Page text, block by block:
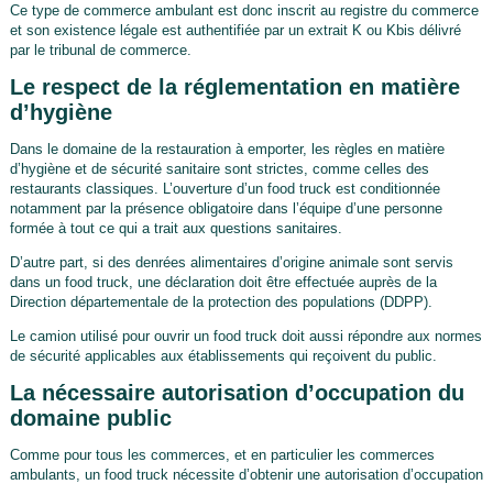
Ce type de commerce ambulant est donc inscrit au registre du commerce
et son existence légale est authentifiée par un extrait K ou Kbis délivré
par le tribunal de commerce.
Le respect de la réglementation en matière
d’hygiène
Dans le domaine de la restauration à emporter, les règles en matière
d’hygiène et de sécurité sanitaire sont strictes, comme celles des
restaurants classiques. L’ouverture d’un food truck est conditionnée
notamment par la présence obligatoire dans l’équipe d’une personne
formée à tout ce qui a trait aux questions sanitaires.
D’autre part, si des denrées alimentaires d’origine animale sont servis
dans un food truck, une déclaration doit être effectuée auprès de la
Direction départementale de la protection des populations (DDPP).
Le camion utilisé pour ouvrir un food truck doit aussi répondre aux normes
de sécurité applicables aux établissements qui reçoivent du public.
La nécessaire autorisation d’occupation du
domaine public
Comme pour tous les commerces, et en particulier les commerces
ambulants, un food truck nécessite d’obtenir une autorisation d’occupation